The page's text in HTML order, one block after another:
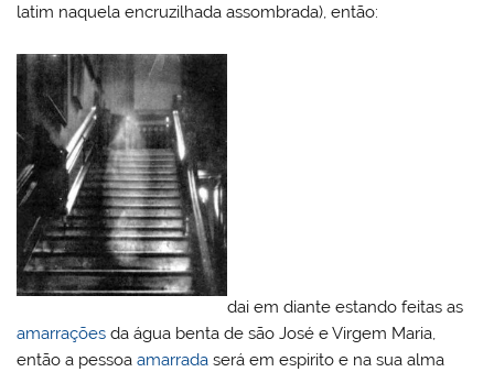
latim naquela encruzilhada assombrada), então:
dai em diante estando feitas as
amarrações da água benta de são José e Virgem Maria,
então a pessoaamarrada será em espirito e na sua alma